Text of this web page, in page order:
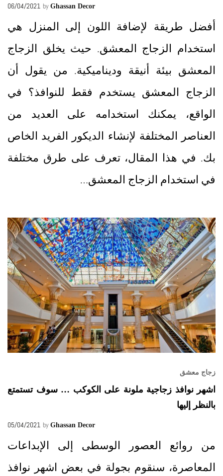
06/04/2021 by Ghassan Decor
أفضل طريقة لإضافة اللون إلى المنزل هي
استخدام الزجاج المعشق. حيث يخلق الزجاج
المعشق بيئة أنيقة وديناميكية. من يقول أن
الزجاج المعشق يستخدم فقط للنوافذ؟ في
الواقع، يمكنك استخدامه على العديد من
العناصر المختلفة لإنشاء الديكور الفريد الخاص
بك. في هذا المقال، تعرف على طرق مختلفة
في استخدام الزجاج المعشق…
زجاج معشق
اشهر نوافذ زجاجية ملونة على الكوكب … سوف تستمتع
بالنظر إليها
05/04/2021 by Ghassan Decor
من روائع العصور الوسطى إلى الإبداعات
المعاصرة، سنقوم بجولة في بعض اشهر نوافذ